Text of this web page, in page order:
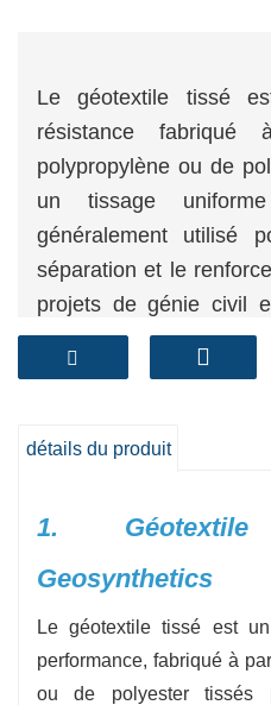
Le géotextile tissé
résistance
polypropylène ou de
un tissage
généralement utilisé
séparation et le
projets de génie civil
tissage serré offre
exceptionnelle, ce qui
remblais, les murs de
Haute résistance à
plus haute qualité pour
combinaison.
Durable et durable
dues au stress de
détails du produit
1.
Geosynthetics
Le géotextile tissé est
performance, fabriqué à
ou de polyester tissés